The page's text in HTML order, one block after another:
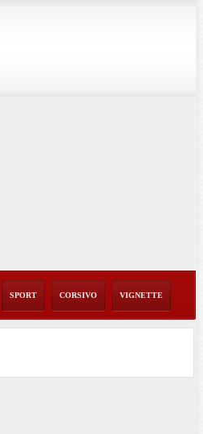
SPORT CORSIVO VIGNETTE